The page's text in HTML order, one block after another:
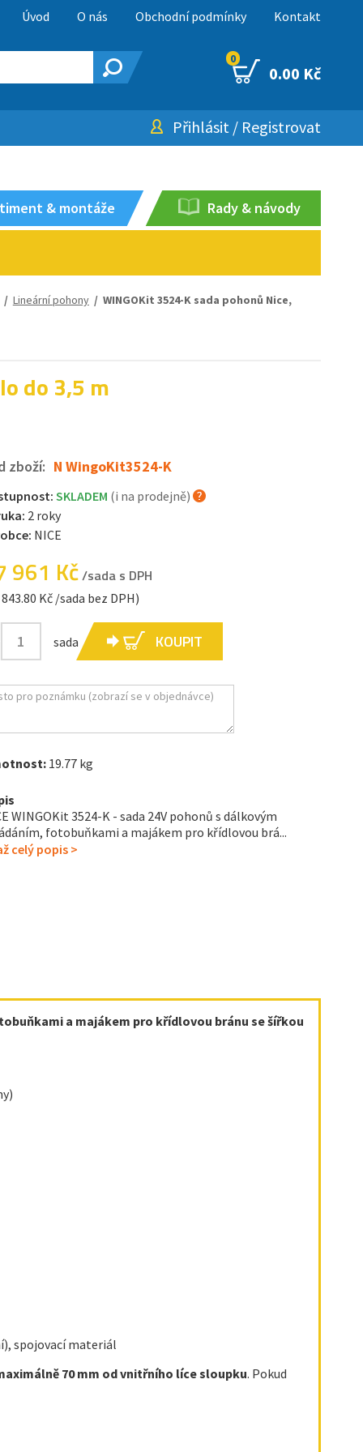
Úvod O nás Obchodní podmínky Kontakt
0
0.00 Kč
Přihlásit / Registrovat
& montáže Rady & návody
Lineární pohony/ WINGOKit 3524-K sada pohonů Nice,
do 3,5 m
zboží: N WingoKit3524-K
SKLADEM (i na prodejně)
2 roky
NICE
961 Kč/sada s DPH
Kč /sada bez DPH)
sada KOUPIT
19.77 kg
WINGOKit 3524-K - sada 24V pohonů s dálkovým
fotobuňkami a majákem pro křídlovou brá...
celý popis >
a majákem pro křídlovou bránu se šířkou
spojovací materiál
70 mm od vnitřního líce sloupku. Pokud